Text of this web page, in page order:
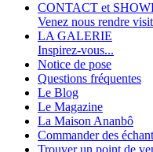
CONTACT et
Venez nous rendre
LA GALERIE
Inspirez-vous...
Notice de pose
Questions fréquentes
Le Blog
Le Magazine
La Maison Ananbô
Commander des
Trouver un point de